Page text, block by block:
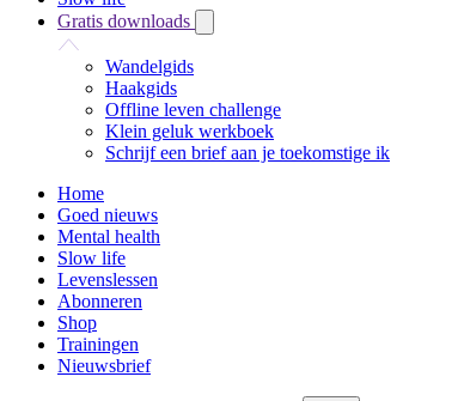
Gratis downloads
Wandelgids
Haakgids
Offline leven challenge
Klein geluk werkboek
Schrijf een brief aan je toekomstige ik
Home
Goed nieuws
Mental health
Slow life
Levenslessen
Abonneren
Shop
Trainingen
Nieuwsbrief